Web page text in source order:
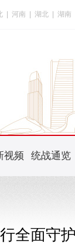
河南 湖北 湖南
视频 统战通览
全面守